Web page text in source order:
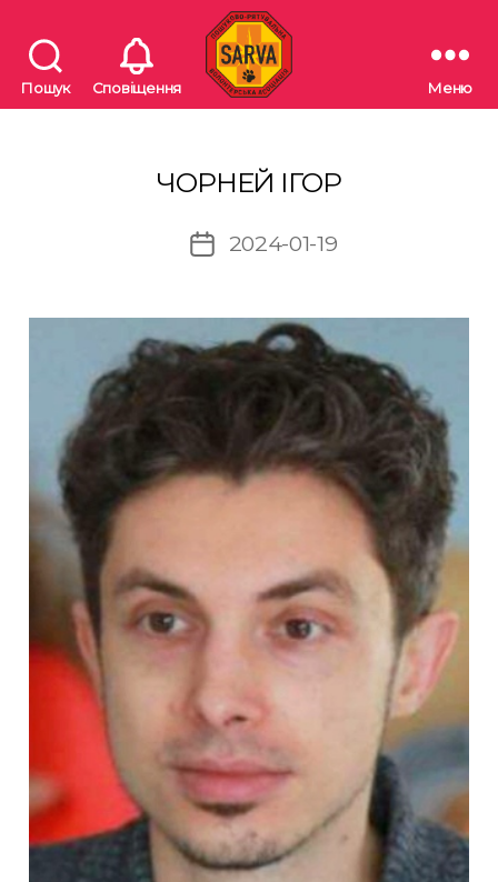
Пошук Сповіщення
"SARVA"
волонтерська
асоціація
Меню
ЧОРНЕЙ ІГОР
Дата2024-01-19